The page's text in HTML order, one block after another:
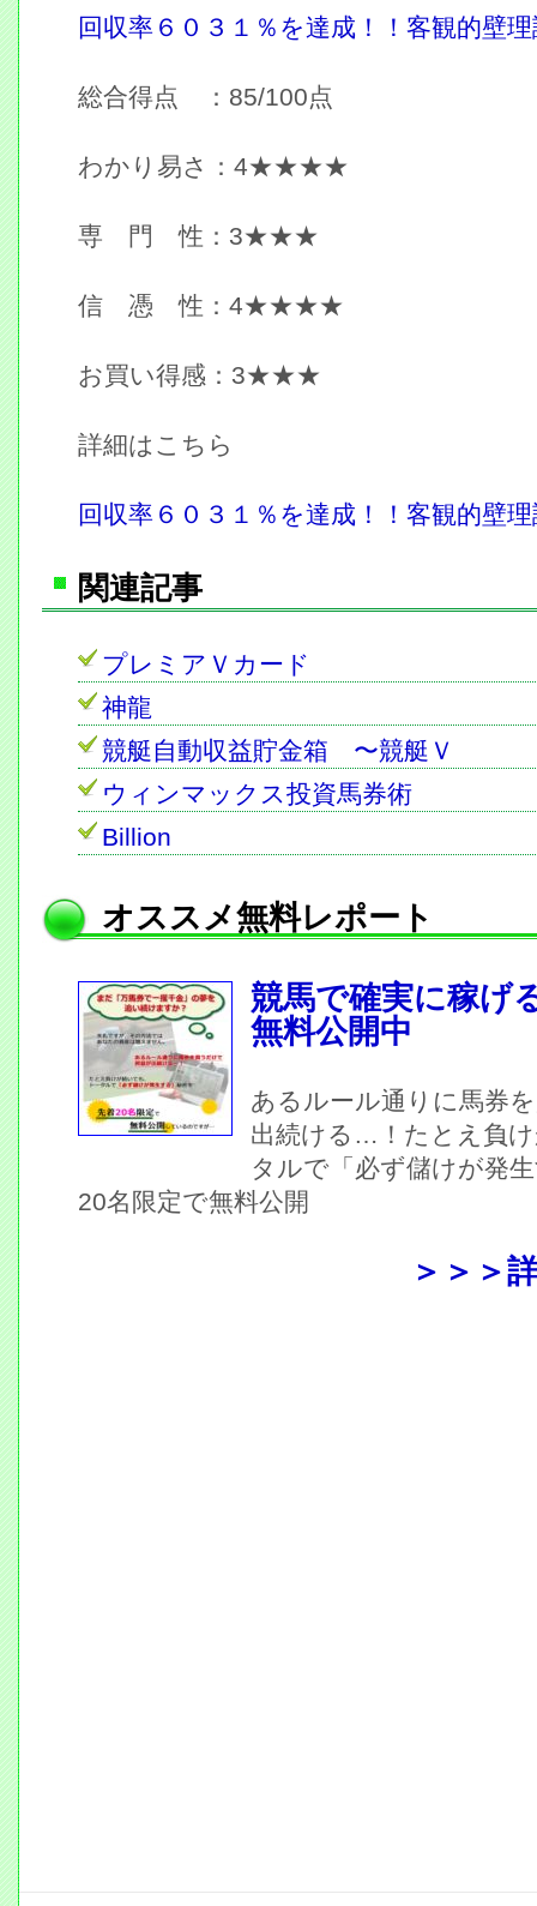
回収率６０３１％を達成！！客観的壁
総合得点 ：85/100点
わかり易さ：4★★★★
専 門 性：3★★★
信 憑 性：4★★★★
お買い得感：3★★★
詳細はこちら
回収率６０３１％を達成！！客観的壁
関連記事
プレミアＶカード
神龍
競艇自動収益貯金箱 〜競艇Ｖ
ウィンマックス投資馬券術
Billion
オススメ無料レポート
競馬で確実に稼げ
無料公開中
あるルール通りに馬券
出続ける…！たとえ負
タルで「必ず儲けが発
20名限定で無料公開
＞＞＞